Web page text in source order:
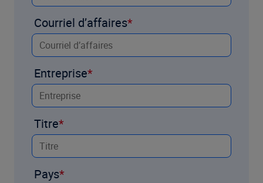
Courriel d’affaires
Entreprise
Titre
Pays